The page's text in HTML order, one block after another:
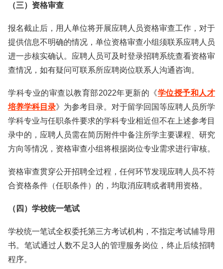
（三）资格审查
报名截止后，用人单位将开展应聘人员资格审查工作，对于
提供信息不明确的情况，单位资格审查小组须联系应聘人员
进一步核实确认。应聘人员可及时登录招聘系统查看资格审
查情况，如有疑问可联系所应聘岗位联系人沟通咨询。
学科专业的审查以教育部2022年更新的《学位授予和人才
培养学科目录》为参考目录。对于留学回国等应聘人员所学
学科专业与任职条件要求的学科专业相近但不在上述参考目
录中的，应聘人员需在简历附件中备注所学主要课程、研究
方向等情况，资格审查小组将根据岗位专业需求进行审核。
资格审查贯穿公开招聘全过程，任何环节发现应聘人员不符
合资格条件（任职条件）的，均取消应聘或者聘用资格。
（四）学校统一笔试
学校统一笔试全权委托第三方考试机构，不指定考试辅导用
书。笔试通过人数不足3人的管理服务岗位，终止后续招聘
程序。